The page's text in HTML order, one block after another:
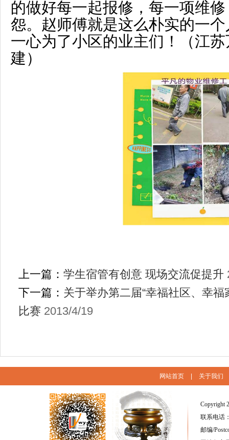
的做好每一起报修，每一项维
怨。赵师傅就是这么朴实的一
一心为了小区的业主们！（江
建）
上一篇： 学生宿管有创意 现场交流促提升
下一篇： 关于举办第二届“幸福社区、幸
比赛 2013/4/19
网站首页 关于我们
Copyright
联系电话
邮编/